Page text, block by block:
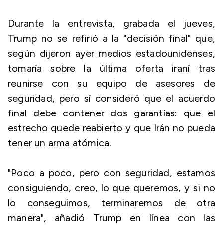
Durante la entrevista, grabada el jueves,
Trump no se refirió a la "decisión final" que,
según dijeron ayer medios estadounidenses,
tomaría sobre la última oferta iraní tras
reunirse con su equipo de asesores de
seguridad, pero sí consideró que el acuerdo
final debe contener dos garantías: que el
estrecho quede reabierto y que Irán no pueda
tener un arma atómica.
"Poco a poco, pero con seguridad, estamos
consiguiendo, creo, lo que queremos, y si no
lo conseguimos, terminaremos de otra
manera", añadió Trump en línea con las